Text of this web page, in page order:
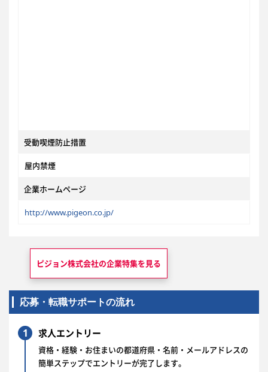
受動喫煙防止措置
屋内禁煙
企業ホームページ
http://www.pigeon.co.jp/
ピジョン株式会社の企業特集を見る
応募・転職サポートの流れ
1 求人エントリー
資格・経験・お住まいの都道府県・名前・メールアドレスの
簡単ステップでエントリーが完了します。